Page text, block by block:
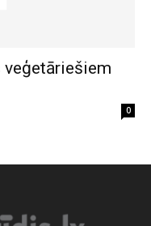
veģetāriešiem
0